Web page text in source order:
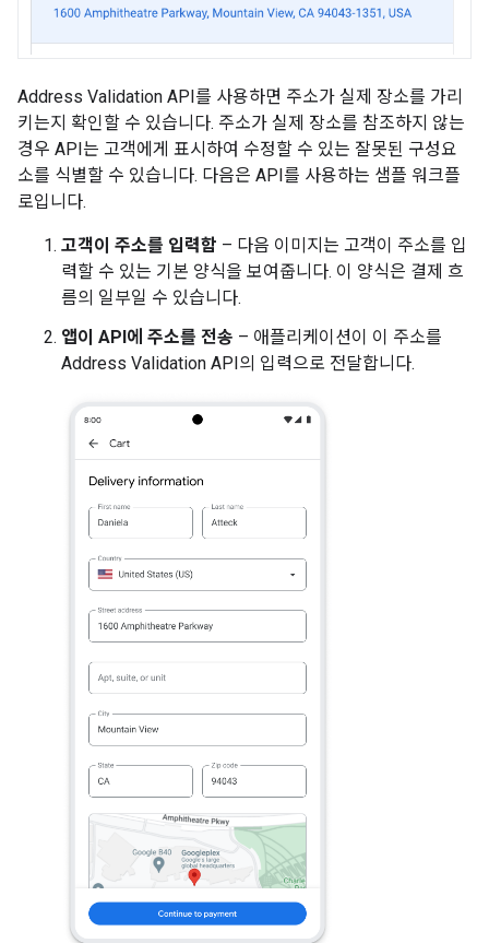
Address Validation API를 사용하면 주소가 실제 장소를 가리
키는지 확인할 수 있습니다. 주소가 실제 장소를 참조하지 않는
경우 API는 고객에게 표시하여 수정할 수 있는 잘못된 구성요
소를 식별할 수 있습니다. 다음은 API를 사용하는 샘플 워크플
로입니다.
고객이 주소를 입력함 – 다음 이미지는 고객이 주소를 입
력할 수 있는 기본 양식을 보여줍니다. 이 양식은 결제 흐
름의 일부일 수 있습니다.
앱이 API에 주소를 전송 – 애플리케이션이 이 주소를
Address Validation API의 입력으로 전달합니다.